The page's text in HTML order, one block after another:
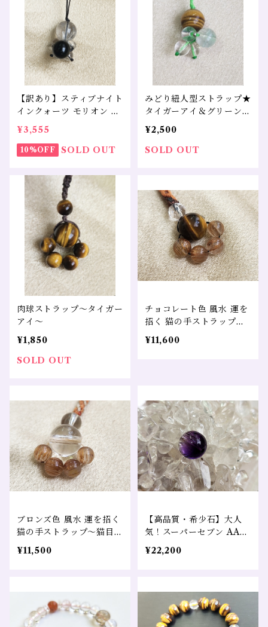
【訳あり】スティブナイト
インクォーツ モリオン 水
晶
¥3,555
10%OFF SOLD OUT
みどり紐人型ストラップ★
タイガーアイ＆グリーンフ
ァントム＆水晶
¥2,500
SOLD OUT
肉球ストラップ～タイガー
アイ～
¥1,850
SOLD OUT
チョコレート色 風水 運を
招く 猫の手ストラップ～
虎目＆ルチルクォーツ～
¥11,600
ブロンズ色 風水 運を招く
猫の手ストラップ～猫目ル
チルクォーツ～
¥11,500
【高品質・希少石】大人
気！スーパーセブン AAA
１０㎜ １粒売り
¥22,200